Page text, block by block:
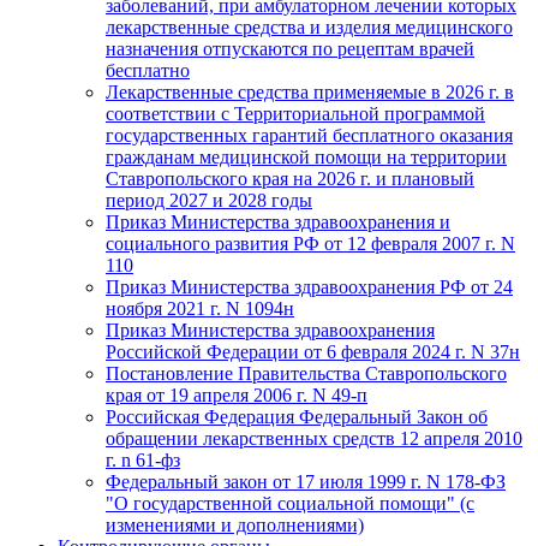
заболеваний, при амбулаторном лечении которых
лекарственные средства и изделия медицинского
назначения отпускаются по рецептам врачей
бесплатно
Лекарственные средства применяемые в 2026 г. в
соответствии с Территориальной программой
государственных гарантий бесплатного оказания
гражданам медицинской помощи на территории
Ставропольского края на 2026 г. и плановый
период 2027 и 2028 годы
Приказ Министерства здравоохранения и
социального развития РФ от 12 февраля 2007 г. N
110
Приказ Министерства здравоохранения РФ от 24
ноября 2021 г. N 1094н
Приказ Министерства здравоохранения
Российской Федерации от 6 февраля 2024 г. N 37н
Постановление Правительства Ставропольского
края от 19 апреля 2006 г. N 49-п
Российская Федерация Федеральный Закон об
обращении лекарственных средств 12 апреля 2010
г. n 61-фз
Федеральный закон от 17 июля 1999 г. N 178-ФЗ
"О государственной социальной помощи" (с
изменениями и дополнениями)